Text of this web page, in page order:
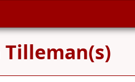
Tilleman(s)